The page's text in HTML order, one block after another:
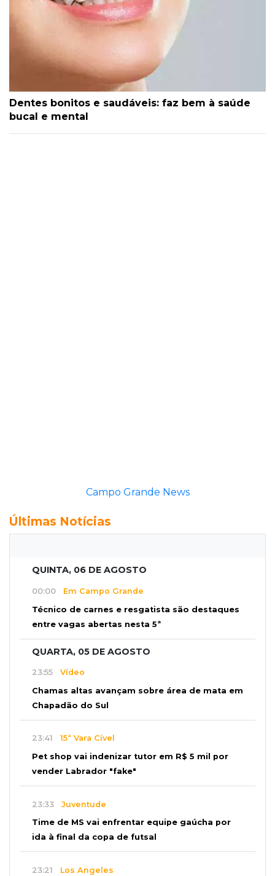
Dentes bonitos e saudáveis: faz bem à saúde
bucal e mental
Campo Grande News
Últimas Notícias
QUINTA, 06 DE AGOSTO
00:00 Em Campo Grande
Técnico de carnes e resgatista são destaques
entre vagas abertas nesta 5ª
QUARTA, 05 DE AGOSTO
23:55 Vídeo
Chamas altas avançam sobre área de mata em
Chapadão do Sul
23:41 15ª Vara Cível
Pet shop vai indenizar tutor em R$ 5 mil por
vender Labrador "fake"
23:33 Juventude
Time de MS vai enfrentar equipe gaúcha por
ida à final da copa de futsal
23:21 Los Angeles